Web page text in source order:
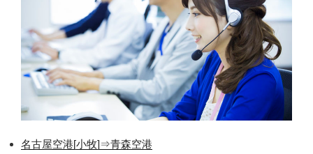
名古屋空港[小牧]⇒青森空港